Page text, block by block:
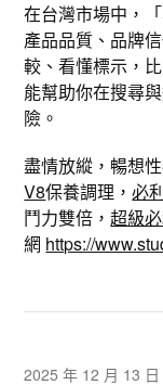
在台灣市場中，
產品品質、品牌
較、看懂標示，
能幫助你在搜尋
險。
盡情放縱，暢想
V8保養調理，必
鬥力雙倍，超級
網 https://
2025 年 12 月 13 日